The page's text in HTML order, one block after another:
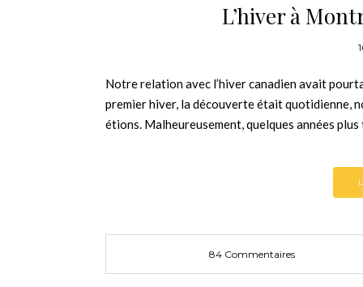
L’hiver à
Notre relation avec l’hiver canadien avait
premier hiver, la découverte était quotidienne,
étions. Malheureusement, quelques années
84 Commentaires